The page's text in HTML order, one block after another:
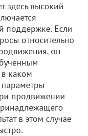
здесь высокий
поддержке. Если
относительно
он
каком
параметры
продвижении
в этом случае